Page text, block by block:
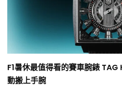
F1暑休最值得看的賽車腕錶
動搬上手腕